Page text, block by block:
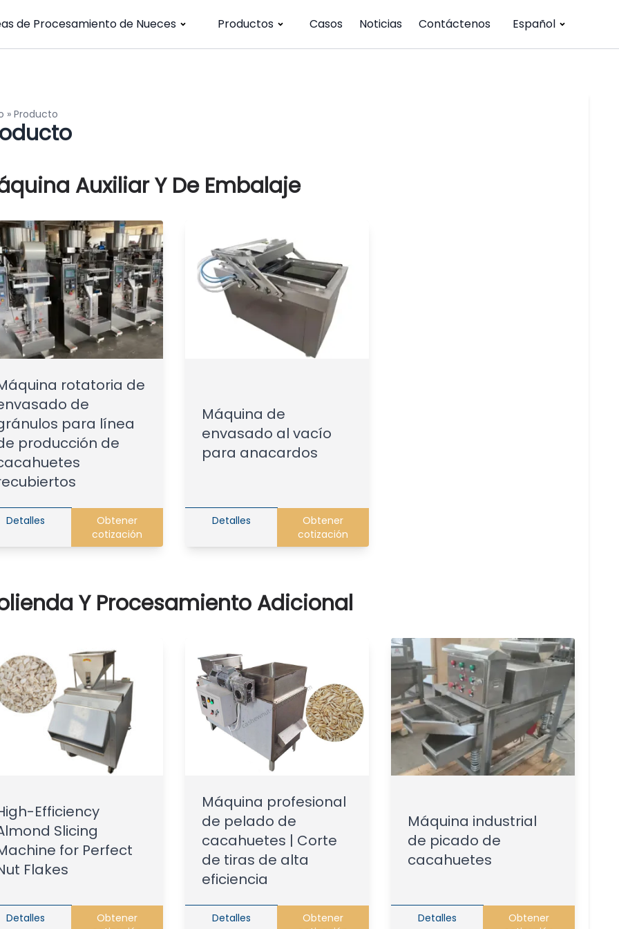
de Procesamiento de Nueces Productos Casos Noticias Contáctenos Español
» Producto
Auxiliar Y De Embalaje
rotatoria de
de
para línea
producción de
Detalles
Obtener
cotización
Máquina de
envasado al vacío
para anacardos
Detalles
Obtener
cotización
Y Procesamiento Adicional
Efficiency
Slicing
for Perfect
Flakes
Detalles
Obtener
Máquina profesional
de pelado de
cacahuetes | Corte
de tiras de alta
eficiencia
Detalles
Obtener
Máquina industrial
de picado de
cacahuetes
Detalles
Obtener